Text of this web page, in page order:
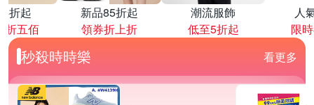
折起
折五佰
新品85折起
領券折上折
潮流服飾
低至5折起
人
限
秒殺時時樂 看更多